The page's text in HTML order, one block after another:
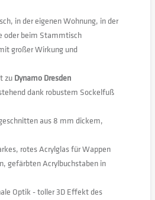
in der eigenen Wohnung, in der
oder beim Stammtisch
großer Wirkung und
zu Dynamo Dresden
dank robustem Sockelfuß
aus 8 mm dickem,
rotes Acrylglas für Wappen
gefärbten Acrylbuchstaben in
Optik - toller 3D Effekt des